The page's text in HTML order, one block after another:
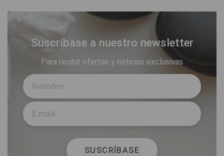
Suscríbase a nuestro newsletter
Para recibir ofertas y noticias exclusivas
SUSCRÍBASE